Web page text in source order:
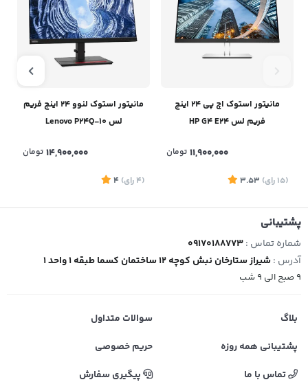
مانیتور استوک اچ پی 24 اینچ
فریم لس HP G4 E24
11,900,000 تومان
(15 رای)
3.53
مانیتور استوک لنوو 24 اینچ فریم
لس Lenovo P24Q-10
14,900,000 تومان
(4 رای)
4
پشتیبانی
شماره تماس :09170188773
آدرس :شیراز ستارخان نبش کوچه 12 ساختمان کسما طبقه 1 واحد 1
9 صبح الی 9 شب
بلاگ
سوالات متداول
پشتیبانی همه روزه
حریم خصوصی
تماس با ما
پیگیری سفارش